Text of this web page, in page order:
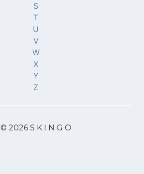
S
T
U
V
W
X
Y
Z
© 2026 S K I N G O